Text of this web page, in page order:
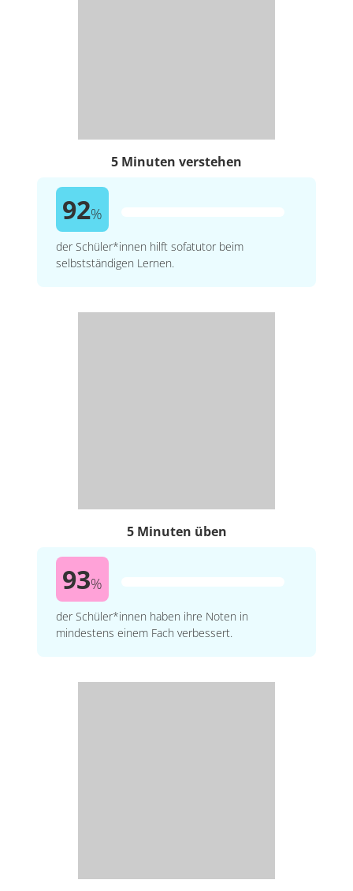
5 Minuten verstehen
92%
der Schüler*innen hilft sofatutor beim
selbstständigen Lernen.
5 Minuten üben
93%
der Schüler*innen haben ihre Noten in
mindestens einem Fach verbessert.